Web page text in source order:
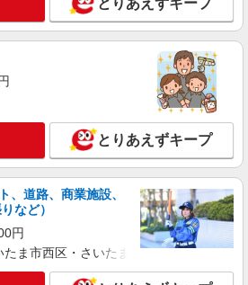
とりあえずキープ
とりあえずキープ
、道路、商業施設、
など）
円
ま市西区・さいたま市岩槻区・久喜市・